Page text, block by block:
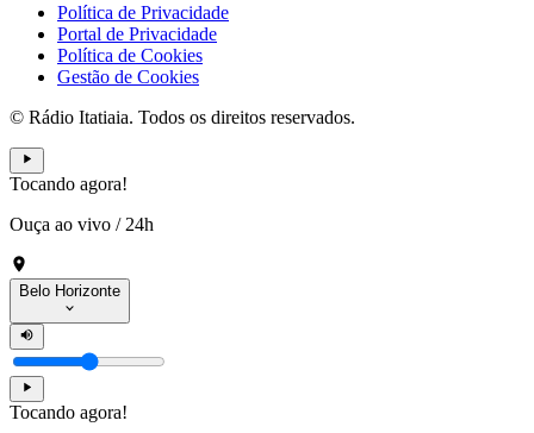
Política de Privacidade
Portal de Privacidade
Política de Cookies
Gestão de Cookies
© Rádio Itatiaia. Todos os direitos reservados.
Tocando agora!
Ouça ao vivo / 24h
Belo Horizonte
Tocando agora!